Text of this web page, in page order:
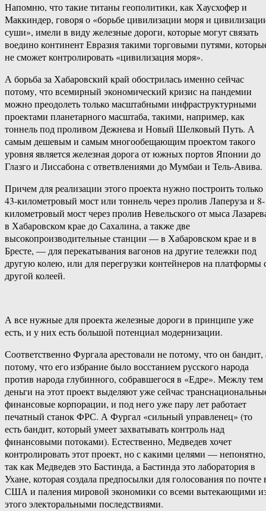
Напомню, что такие титаны геополитики, как Хаусхофер и
Маккиндер, говоря о «борьбе цивилизации моря и
суши», имели в виду железные дороги, которые могут связать
воедино континент Евразия такими торговыми путями,
не сможет контролировать «цивилизация моря».
А борьба за Хабаровский край обострилась именно сейчас
потому, что всемирный экономический кризис на пандемии
можно преодолеть только масштабными инфраструктурными
проектами планетарного масштаба, такими, например, как
тоннель под проливом Дежнева и Новый Шелковый Путь. А
самым дешевым и самым многообещающим проектом такого
уровня является железная дорога от южных портов Японии до
Глазго и Лиссабона с ответвлениями до Мумбаи и Тель-Авива.
Причем для реализации этого проекта нужно построить только
43-километровый мост или тоннель через пролив Лаперуза и 8-
километровый мост через пролив Невельского от мыса
в Хабаровском крае до Сахалина, а также две
высокопроизводительные станции — в Хабаровском крае и в
Бресте, — для перекатывания вагонов на другие тележки под
другую колею, или для перегрузки контейнеров на платформы
другой колеей.
А все нужные для проекта железные дороги в принципе уже
есть, и у них есть большой потенциал модернизации.
Соответственно Фургала арестовали не потому, что он бандит,
потому, что его избрание было восстанием русского народа
против народа глубинного, собравшегося в «Едре». Межлу тем
деньги на этот проект выделяют уже сейчас
финансовые корпорации, и под него уже пару лет работает
печатный станок ФРС. А Фургал «сильный управленец» (то
есть бандит, который умеет захватывать контроль над
финансовыми потоками). Естественно, Медведев хочет
контролировать этот проект, но с какими целями — непонятно,
так как Медведев это Бастинда, а Бастинда это лаборатория в
Ухане, которая создала предпосылки для голосования по почте
США и паления мировой экономики со всеми вытекающими
этого электоральными последствиями.